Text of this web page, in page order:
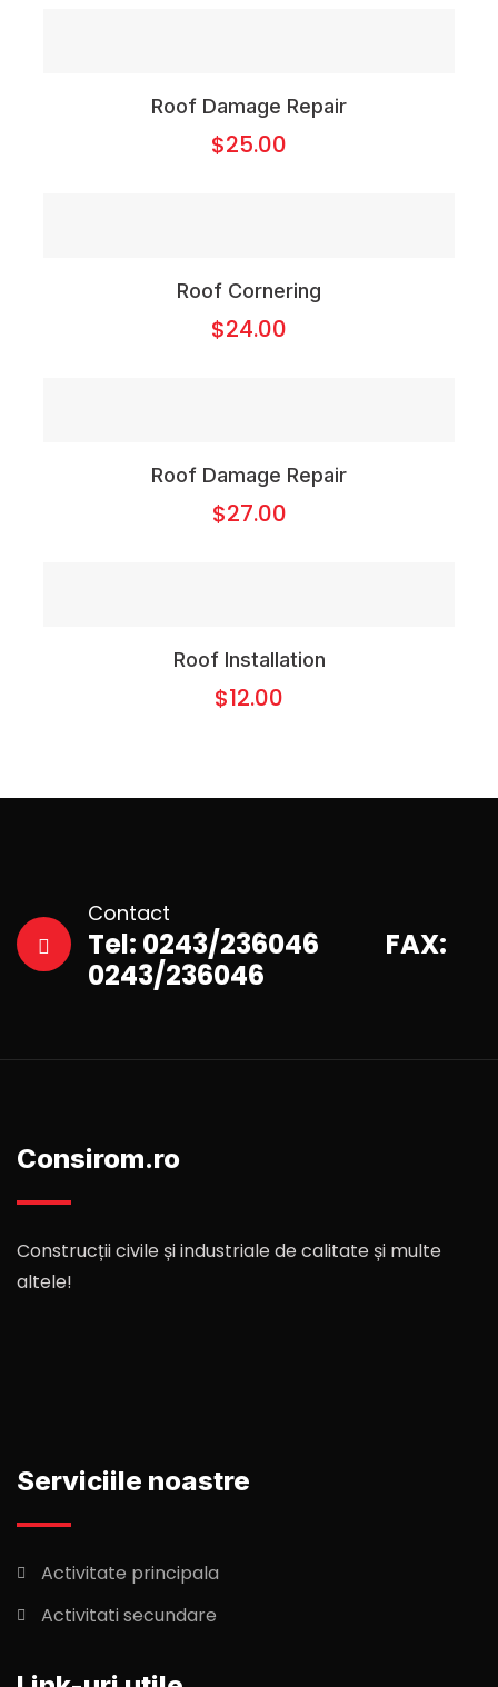
Roof Damage Repair
$25.00
Roof Cornering
$24.00
Roof Damage Repair
$27.00
Roof Installation
$12.00
Contact
Tel: 0243/236046 FAX:
0243/236046
Consirom.ro
Construcții civile și industriale de calitate și multe
altele!
Serviciile noastre
Activitate principala
Activitati secundare